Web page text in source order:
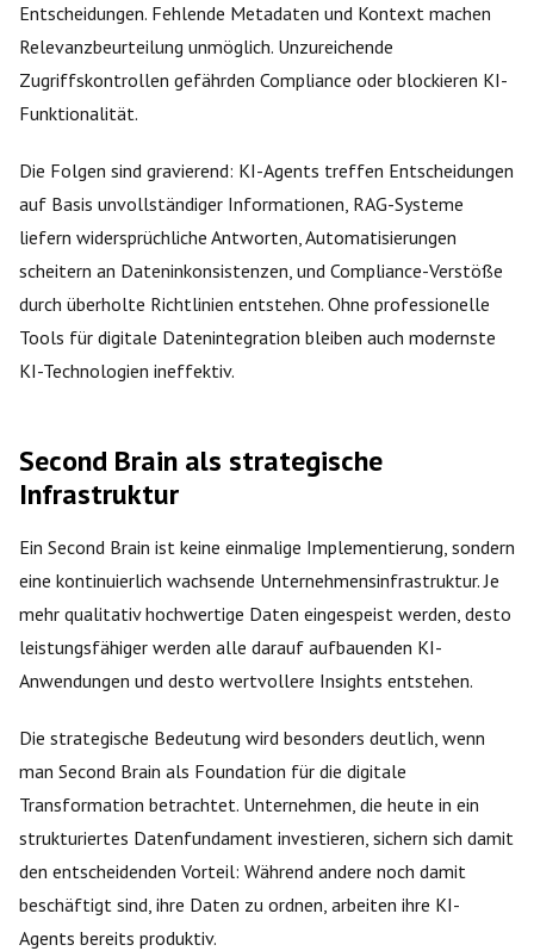
Entscheidungen. Fehlende Metadaten und Kontext machen
Relevanzbeurteilung unmöglich. Unzureichende
Zugriffskontrollen gefährden Compliance oder blockieren KI-
Funktionalität.
Die Folgen sind gravierend: KI-Agents treffen Entscheidungen
auf Basis unvollständiger Informationen, RAG-Systeme
liefern widersprüchliche Antworten, Automatisierungen
scheitern an Dateninkonsistenzen, und Compliance-Verstöße
durch überholte Richtlinien entstehen. Ohne professionelle
Tools für digitale Datenintegration bleiben auch modernste
KI-Technologien ineffektiv.
Second Brain als strategische
Infrastruktur
Ein Second Brain ist keine einmalige Implementierung, sondern
eine kontinuierlich wachsende Unternehmensinfrastruktur. Je
mehr qualitativ hochwertige Daten eingespeist werden, desto
leistungsfähiger werden alle darauf aufbauenden KI-
Anwendungen und desto wertvollere Insights entstehen.
Die strategische Bedeutung wird besonders deutlich, wenn
man Second Brain als Foundation für die digitale
Transformation betrachtet. Unternehmen, die heute in ein
strukturiertes Datenfundament investieren, sichern sich damit
den entscheidenden Vorteil: Während andere noch damit
beschäftigt sind, ihre Daten zu ordnen, arbeiten ihre KI-
Agents bereits produktiv.